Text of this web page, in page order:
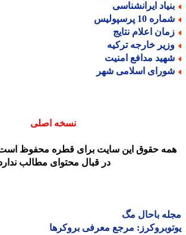
ایرانشناسی
10 پرسپولیس
اعلام نتایج
خارجه ترکیه
مدافع امنیت
اسلامی شهر
نسخه اصلی
حقوق این سایت برای قطره محفوظ است.
در قبال محتوای مطالب ندارد.
باحال مگ
مرجع معرفی بروکرها